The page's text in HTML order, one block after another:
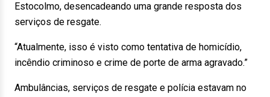
Estocolmo, desencadeando uma grande resposta dos
serviços de resgate.
“Atualmente, isso é visto como tentativa de homicídio,
incêndio criminoso e crime de porte de arma agravado.”
Ambulâncias, serviços de resgate e polícia estavam no